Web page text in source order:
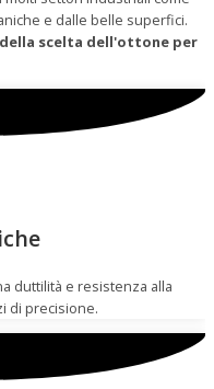
e dalle belle superfici.
scelta dell'ottone per
duttilità e resistenza alla
di precisione.